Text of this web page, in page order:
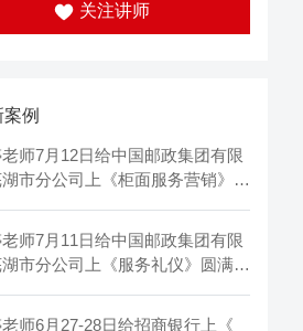
关注讲师
例
师7月12日给中国邮政集团有限
市分公司上《柜面服务营销》圆
师7月11日给中国邮政集团有限
市分公司上《服务礼仪》圆满结
师6月27-28日给招商银行上《